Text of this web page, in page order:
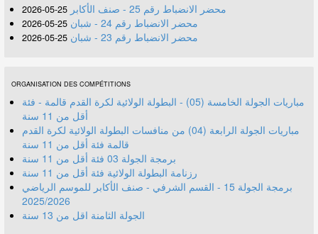
محضر الانضباط رقم 25 - صنف الأكابر 25-05-2026
محضر الانضباط رقم 24 - شبان 25-05-2026
محضر الانضباط رقم 23 - شبان 25-05-2026
ORGANISATION DES COMPÉTITIONS
مباريات الجولة الخامسة (05) - البطولة الولائية لكرة القدم قالمة - فئة
أقل من 11 سنة
مباريات الجولة الرابعة (04) من منافسات البطولة الولائية لكرة القدم
قالمة فئة أقل من 11 سنة
برمجة الجولة 03 فئة أقل من 11 سنة
رزنامة البطولة الولائية فئة أقل من 11 سنة
برمجة الجولة 15 - القسم الشرفي - صنف الأكابر للموسم الرياضي
2025/2026
الجولة الثامنة اقل من 13 سنة